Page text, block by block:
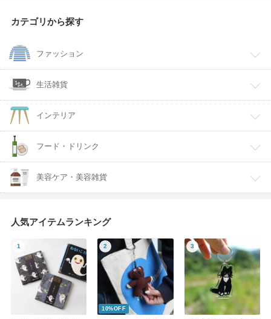
カテゴリから探す
ファッション
生活雑貨
インテリア
フード・ドリンク
美容ケア・美容雑貨
人気アイテムランキング
10%OFF